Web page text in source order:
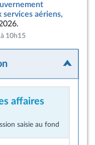
services aériens,
10h15
affaires
saisie au fond